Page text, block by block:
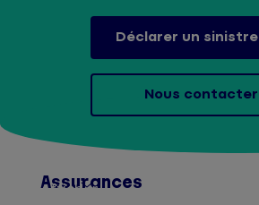
Déclarer un sinistre
Nous contacter
Assurances
Afficher